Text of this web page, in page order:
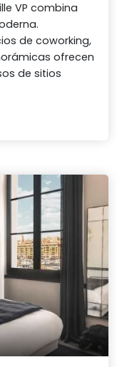
VP combina
de coworking,
ofrecen
de sitios